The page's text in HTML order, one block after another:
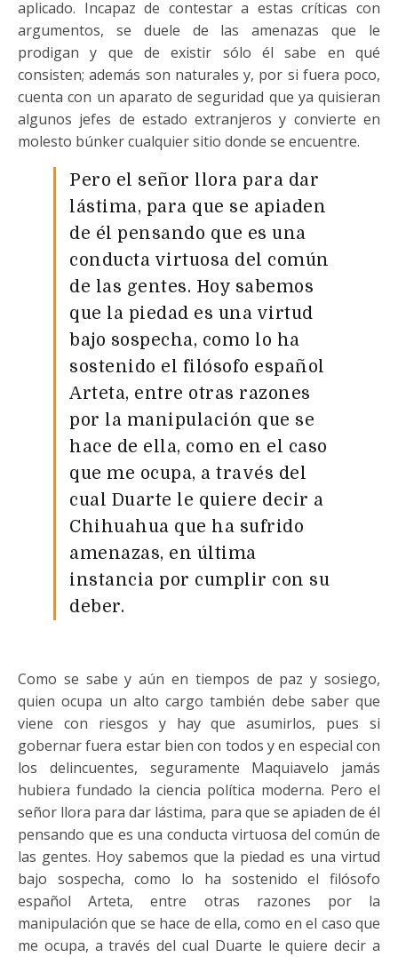
aplicado. Incapaz de contestar a estas críticas con
argumentos, se duele de las amenazas que le
prodigan y que de existir sólo él sabe en qué
consisten; además son naturales y, por si fuera poco,
cuenta con un aparato de seguridad que ya quisieran
algunos jefes de estado extranjeros y convierte en
molesto búnker cualquier sitio donde se encuentre.
Pero el señor llora para dar
lástima, para que se apiaden
de él pensando que es una
conducta virtuosa del común
de las gentes. Hoy sabemos
que la piedad es una virtud
bajo sospecha, como lo ha
sostenido el filósofo español
Arteta, entre otras razones
por la manipulación que se
hace de ella, como en el caso
que me ocupa, a través del
cual Duarte le quiere decir a
Chihuahua que ha sufrido
amenazas, en última
instancia por cumplir con su
deber.
Como se sabe y aún en tiempos de paz y sosiego,
quien ocupa un alto cargo también debe saber que
viene con riesgos y hay que asumirlos, pues si
gobernar fuera estar bien con todos y en especial con
los delincuentes, seguramente Maquiavelo jamás
hubiera fundado la ciencia política moderna. Pero el
señor llora para dar lástima, para que se apiaden de él
pensando que es una conducta virtuosa del común de
las gentes. Hoy sabemos que la piedad es una virtud
bajo sospecha, como lo ha sostenido el filósofo
español Arteta, entre otras razones por la
manipulación que se hace de ella, como en el caso que
me ocupa, a través del cual Duarte le quiere decir a